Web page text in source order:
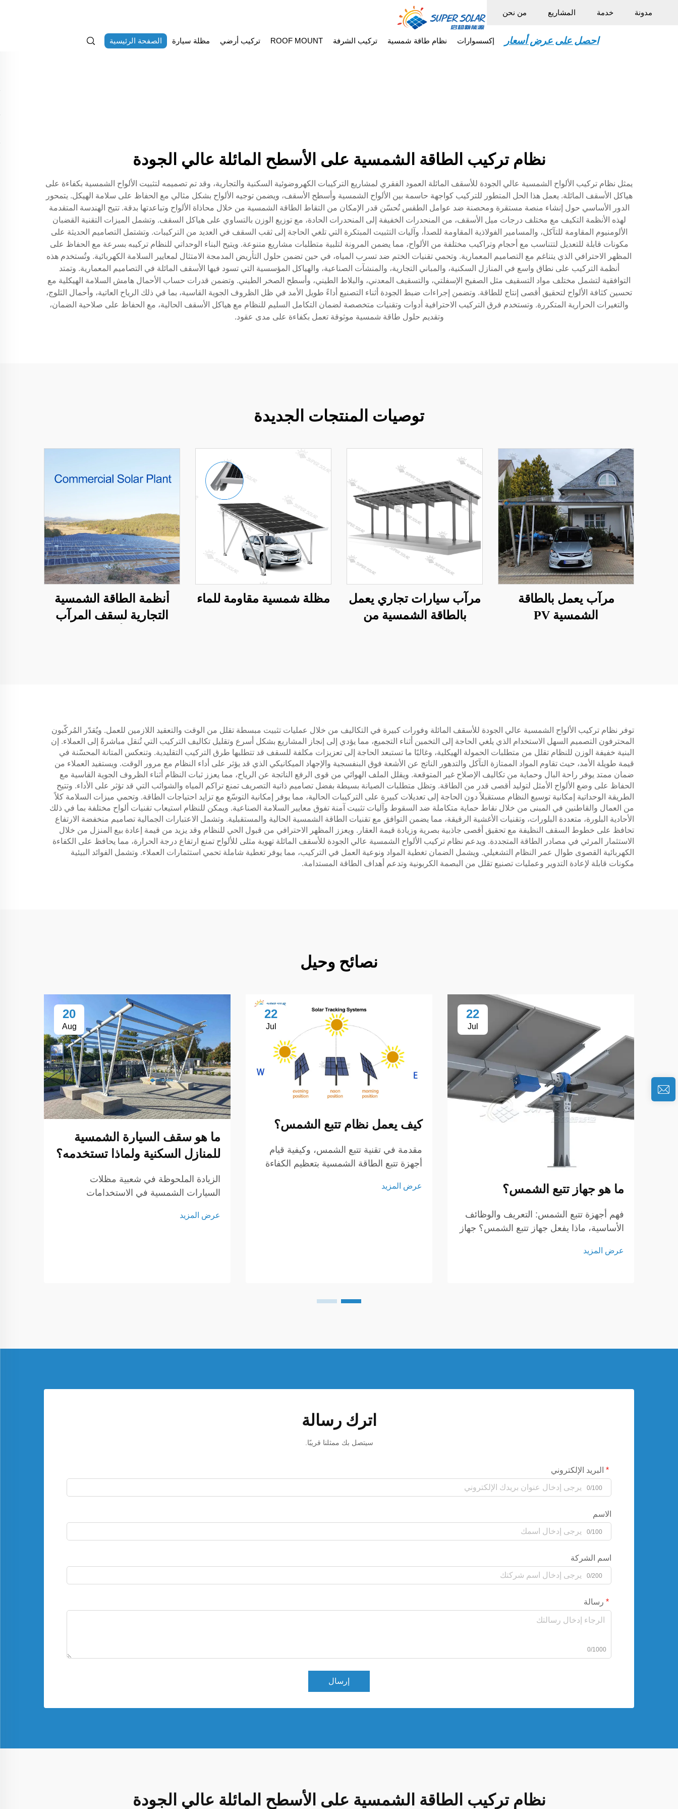
من نحن المشاريع خدمة مدونة
الصفحة الرئيسية مظلة سيارة تركيب أرضي ROOF MOUNT تركيب الشرفة نظام طاقة شمسية إكسسوارات احصل على عرض أسعار
نظام تركيب الطاقة الشمسية على الأسطح المائلة عالي الجودة
يمثل نظام تركيب الألواح الشمسية عالي الجودة للأسقف المائلة العمود الفقري لمشاريع التركيبات الكهروضوئية السكنية والتجارية، وقد تم تصميمه لتثبيت الألواح الشمسية بكفاءة على
هياكل الأسقف المائلة. يعمل هذا الحل المتطور للتركيب كواجهة حاسمة بين الألواح الشمسية وأسطح الأسقف، ويضمن توجيه الألواح بشكل مثالي مع الحفاظ على سلامة الهيكل. يتمحور
الدور الأساسي حول إنشاء منصة مستقرة ومحصنة ضد عوامل الطقس تُحسّن قدر الإمكان من التقاط الطاقة الشمسية من خلال محاذاة الألواح وتباعدتها بدقة. تتيح الهندسة المتقدمة
لهذه الأنظمة التكيف مع مختلف درجات ميل الأسقف، من المنحدرات الخفيفة إلى المنحدرات الحادة، مع توزيع الوزن بالتساوي على هياكل السقف. وتشمل الميزات التقنية القضبان
الألومنيوم المقاومة للتآكل، والمسامير الفولاذية المقاومة للصدأ، وآليات التثبيت المبتكرة التي تلغي الحاجة إلى ثقب السقف في العديد من التركيبات. وتشتمل التصاميم الحديثة على
مكونات قابلة للتعديل لتتناسب مع أحجام وتراكيب مختلفة من الألواح، مما يضمن المرونة لتلبية متطلبات مشاريع متنوعة. ويتيح البناء الوحداتي للنظام تركيبه بسرعة مع الحفاظ على
المظهر الاحترافي الذي يتناغم مع التصاميم المعمارية. وتحمي تقنيات الختم ضد تسرب المياه، في حين تضمن حلول التأريض المدمجة الامتثال لمعايير السلامة الكهربائية. وتُستخدم هذه
أنظمة التركيب على نطاق واسع في المنازل السكنية، والمباني التجارية، والمنشآت الصناعية، والهياكل المؤسسية التي تسود فيها الأسقف المائلة في التصاميم المعمارية. وتمتد
التوافقية لتشمل مختلف مواد التسقيف مثل الصفيح الإسفلتي، والتسقيف المعدني، والبلاط الطيني، وأسطح الصخر الطيني. وتضمن قدرات حساب الأحمال هامش السلامة الهيكلية مع
تحسين كثافة الألواح لتحقيق أقصى إنتاج للطاقة. وتضمن إجراءات ضبط الجودة أثناء التصنيع أداءً طويل الأمد في ظل الظروف الجوية القاسية، بما في ذلك الرياح العاتية، وأحمال الثلوج،
والتغيرات الحرارية المتكررة. وتستخدم فرق التركيب الاحترافية أدوات وتقنيات متخصصة لضمان التكامل السليم للنظام مع هياكل الأسقف الحالية، مع الحفاظ على صلاحية الضمان،
وتقديم حلول طاقة شمسية موثوقة تعمل بكفاءة على مدى عقود.
توصيات المنتجات الجديدة
مرآب يعمل بالطاقة
الشمسية PV
مرآب سيارات تجاري يعمل
بالطاقة الشمسية من
مظلة شمسية مقاومة للماء
أنظمة الطاقة الشمسية
التجارية لسقف المرآب
توفر نظام تركيب الألواح الشمسية عالي الجودة للأسقف المائلة وفورات كبيرة في التكاليف من خلال عمليات تثبيت مبسطة تقلل من الوقت والتعقيد اللازمين للعمل. ويُقدّر المُركّبون
المحترفون التصميم السهل الاستخدام الذي يلغي الحاجة إلى التخمين أثناء التجميع، مما يؤدي إلى إنجاز المشاريع بشكل أسرع وتقليل تكاليف التركيب التي تُنقل مباشرةً إلى العملاء. إن
البنية خفيفة الوزن للنظام تقلل من متطلبات الحمولة الهيكلية، وغالبًا ما تستبعد الحاجة إلى تعزيزات مكلفة للسقف قد تتطلبها طرق التركيب التقليدية. وتنعكس المتانة المحسّنة في
قيمة طويلة الأمد، حيث تقاوم المواد الممتازة التآكل والتدهور الناتج عن الأشعة فوق البنفسجية والإجهاد الميكانيكي الذي قد يؤثر على أداء النظام مع مرور الوقت. ويستفيد العملاء من
ضمان ممتد يوفر راحة البال وحماية من تكاليف الإصلاح غير المتوقعة. ويقلل الملف الهوائي من قوى الرفع الناتجة عن الرياح، مما يعزز ثبات النظام أثناء الظروف الجوية القاسية مع
الحفاظ على وضع الألواح الأمثل لتوليد أقصى قدر من الطاقة. وتظل متطلبات الصيانة بسيطة بفضل تصاميم ذاتية التصريف تمنع تراكم المياه والشوائب التي قد تؤثر على الأداء. وتتيح
الطريقة الوحداتية إمكانية توسيع النظام مستقبلاً دون الحاجة إلى تعديلات كبيرة على التركيبات الحالية، مما يوفر إمكانية التوسّع مع تزايد احتياجات الطاقة. وتحمي ميزات السلامة كلاً
من العمال والقاطنين في المبنى من خلال نقاط حماية متكاملة ضد السقوط وآليات تثبيت آمنة تفوق معايير السلامة الصناعية. ويمكن للنظام استيعاب تقنيات ألواح مختلفة بما في ذلك
الأحادية البلورة، متعددة البلورات، وتقنيات الأغشية الرقيقة، مما يضمن التوافق مع تقنيات الطاقة الشمسية الحالية والمستقبلية. وتشمل الاعتبارات الجمالية تصاميم منخفضة الارتفاع
تحافظ على خطوط السقف النظيفة مع تحقيق أقصى جاذبية بصرية وزيادة قيمة العقار. ويعزز المظهر الاحترافي من قبول الحي للنظام وقد يزيد من قيمة إعادة بيع المنزل من خلال
الاستثمار المرئي في مصادر الطاقة المتجددة. ويدعم نظام تركيب الألواح الشمسية عالي الجودة للأسقف المائلة تهوية مثلى للألواح تمنع ارتفاع درجة الحرارة، مما يحافظ على الكفاءة
الكهربائية القصوى طوال عمر النظام التشغيلي. ويشمل الضمان تغطية المواد ونوعية العمل في التركيب، مما يوفر تغطية شاملة تحمي استثمارات العملاء. وتشمل الفوائد البيئية
مكونات قابلة لإعادة التدوير وعمليات تصنيع تقلل من البصمة الكربونية وتدعم أهداف الطاقة المستدامة.
نصائح وحيل
22
Jul
ما هو جهاز تتبع الشمس؟
فهم أجهزة تتبع الشمس: التعريف والوظائف
الأساسية، ماذا يفعل جهاز تتبع الشمس؟ جهاز
أداء الألواح الشمسية من خلال توجيهها نحو
عرض المزيد
22
Jul
كيف يعمل نظام تتبع الشمس؟
مقدمة في تقنية تتبع الشمس، وكيفية قيام
أجهزة تتبع الطاقة الشمسية بتعظيم الكفاءة
الشمس دوراً محورياً في تعزيز كفاءة أنظمة
عرض المزيد
20
Aug
ما هو سقف السيارة الشمسية
للمنازل السكنية ولماذا تستخدمه؟
الزيادة الملحوظة في شعبية مظلات
السيارات الشمسية في الاستخدامات
لخفض تكاليف الطاقة والتحول إلى نمط حياة
عرض المزيد
اترك رسالة
سيتصل بك ممثلنا قريبًا.
البريد الإلكتروني
0/100
الاسم
0/100
اسم الشركة
0/200
رسالة
0/1000
إرسال
نظام تركيب الطاقة الشمسية على الأسطح المائلة عالي الجودة